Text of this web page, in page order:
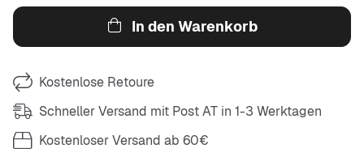
In den Warenkorb
Kostenlose Retoure
Schneller Versand mit Post AT in 1-3 Werktagen
Kostenloser Versand ab 60€